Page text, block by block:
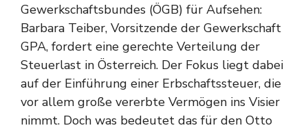
Gewerkschaftsbundes (ÖGB) für Aufsehen:
Barbara Teiber, Vorsitzende der Gewerkschaft
GPA, fordert eine gerechte Verteilung der
Steuerlast in Österreich. Der Fokus liegt dabei
auf der Einführung einer Erbschaftssteuer, die
vor allem große vererbte Vermögen ins Visier
nimmt. Doch was bedeutet das für den Otto